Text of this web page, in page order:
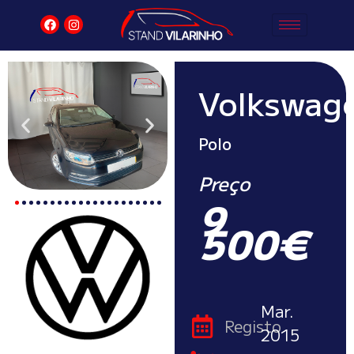
Polo
Preço
9
500€
Registo
Mar.
2015